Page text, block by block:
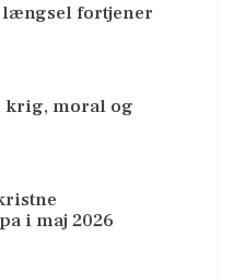
længsel fortjener
krig, moral og
i maj 2026